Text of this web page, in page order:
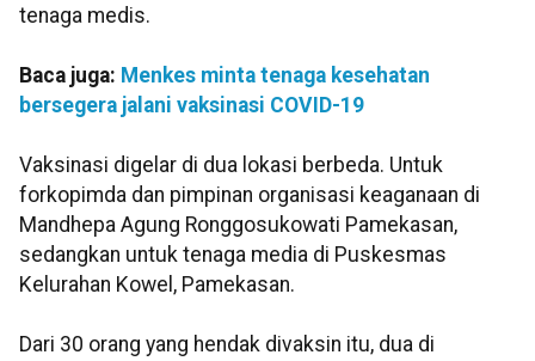
tenaga medis.
Baca juga: Menkes minta tenaga kesehatan
bersegera jalani vaksinasi COVID-19
Vaksinasi digelar di dua lokasi berbeda. Untuk
forkopimda dan pimpinan organisasi keaganaan di
Mandhepa Agung Ronggosukowati Pamekasan,
sedangkan untuk tenaga media di Puskesmas
Kelurahan Kowel, Pamekasan.
Dari 30 orang yang hendak divaksin itu, dua di